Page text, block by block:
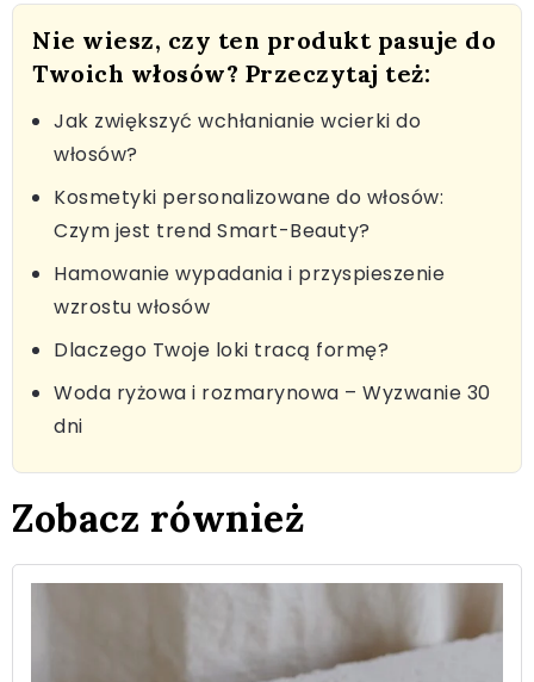
Nie wiesz, czy ten produkt pasuje do
Twoich włosów? Przeczytaj też:
Jak zwiększyć wchłanianie wcierki do
włosów?
Kosmetyki personalizowane do włosów:
Czym jest trend Smart-Beauty?
Hamowanie wypadania i przyspieszenie
wzrostu włosów
Dlaczego Twoje loki tracą formę?
Woda ryżowa i rozmarynowa – Wyzwanie 30
dni
Zobacz również